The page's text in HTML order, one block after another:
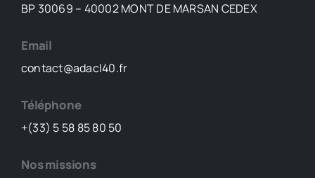
BP 30069 – 40002 MONT DE MARSAN CEDEX
Email
contact@adacl40.fr
Téléphone
+(33) 5 58 85 80 50
Nos missions